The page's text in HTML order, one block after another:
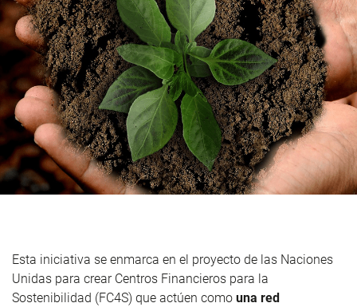
Esta iniciativa se enmarca en el proyecto de las Naciones
Unidas para crear Centros Financieros para la
Sostenibilidad (FC4S) que actúen como una red